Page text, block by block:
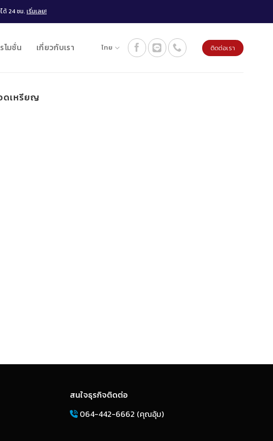
ด้ 24 ชม. เริ่มเลย!
โมชั่น เกี่ยวกับเรา ไทย ติดต่อเรา
ดเหรียญ
สนใจธุรกิจติดต่อ
064-442-6662 (คุณอุ้ม)